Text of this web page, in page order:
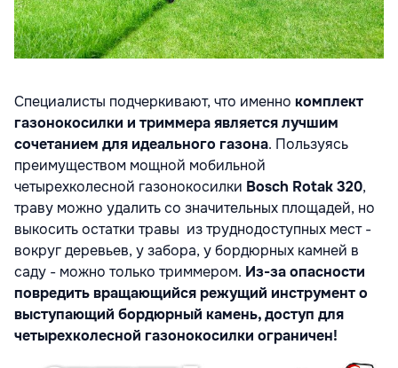
Специалисты подчеркивают, что именно комплект
газонокосилки и триммера является лучшим
сочетанием для идеального газона. Пользуясь
преимуществом мощной мобильной
четырехколесной газонокосилки Bosch Rotak 320,
траву можно удалить со значительных площадей, но
выкосить остатки травы из труднодоступных мест -
вокруг деревьев, у забора, у бордюрных камней в
саду - можно только триммером. Из-за опасности
повредить вращающийся режущий инструмент о
выступающий бордюрный камень, доступ для
четырехколесной газонокосилки ограничен!